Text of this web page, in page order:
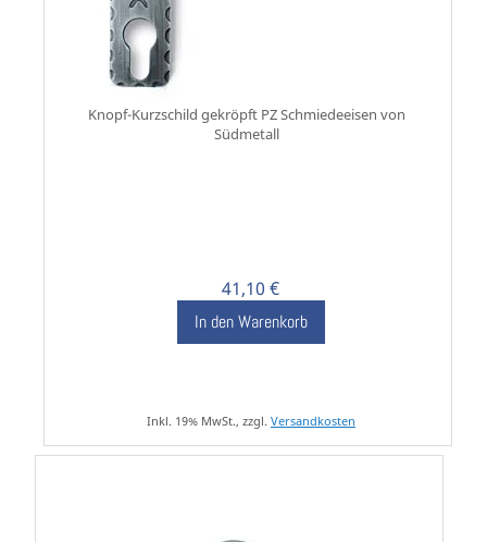
Knopf-Kurzschild gekröpft PZ Schmiedeeisen von
Südmetall
41,10 €
In den Warenkorb
Inkl. 19% MwSt., zzgl. Versandkosten